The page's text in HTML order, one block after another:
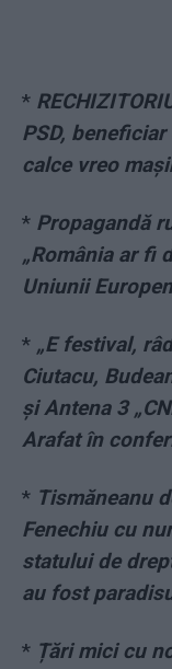
*
PSD,
calce vreo
* Propagandă
„România ar fi
Uniunii
* „E festival,
Ciutacu,
și Antena 3
Arafat în
* Tismăneanu
Fenechiu cu
statului de
au fost
* Țări mici cu